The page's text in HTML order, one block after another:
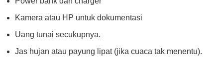
Kamera atau HP untuk dokumentasi
Uang tunai secukupnya.
Jas hujan atau payung lipat (jika cuaca tak menentu).